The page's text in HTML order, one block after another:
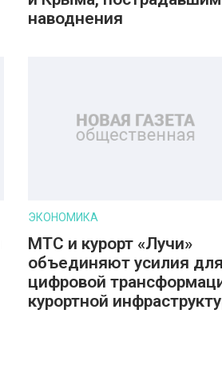
наводнения
ЭКОНОМИКА
МТС и курорт «Лучи»
объединяют усилия для
цифровой
курортной